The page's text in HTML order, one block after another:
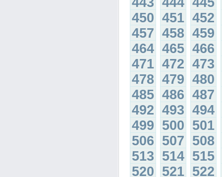
450 451 452
457 458 459
464 465 466
471 472 473
478 479 480
485 486 487
492 493 494
499 500 501
506 507 508
513 514 515
520 521 522